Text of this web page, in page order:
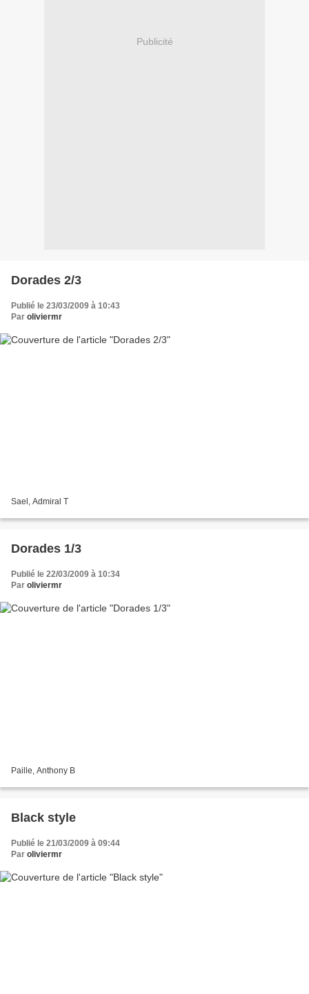
Publicité
Dorades 2/3
Publié le 23/03/2009 à 10:43
Par oliviermr
Sael, Admiral T
Dorades 1/3
Publié le 22/03/2009 à 10:34
Par oliviermr
Paille, Anthony B
Black style
Publié le 21/03/2009 à 09:44
Par oliviermr